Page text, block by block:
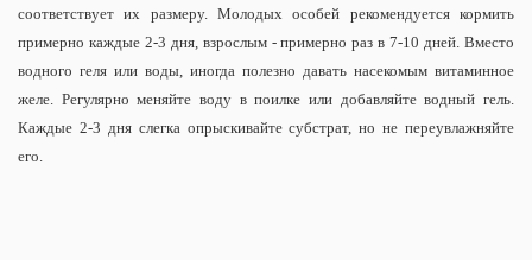
соответствует их размеру. Молодых особей рекомендуется кормить
примерно каждые 2-3 дня, взрослым - примерно раз в 7-10 дней. Вместо
водного геля или воды, иногда полезно давать насекомым витаминное
желе. Регулярно меняйте воду в поилке или добавляйте водный гель.
Каждые 2-3 дня слегка опрыскивайте субстрат, но не переувлажняйте
его.